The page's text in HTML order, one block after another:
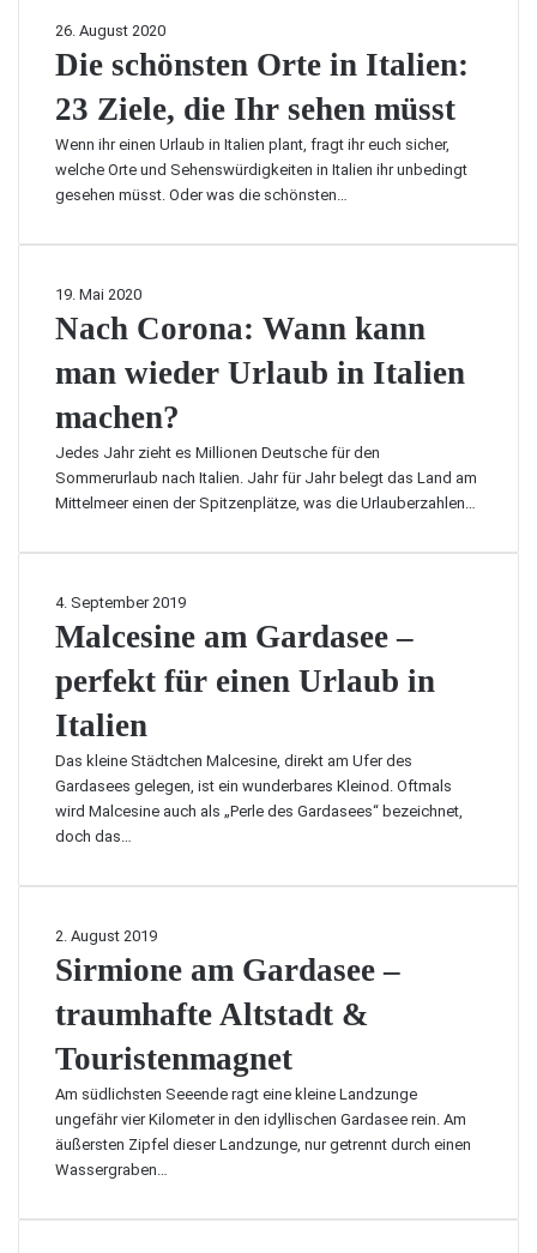
s
o
n
o
t
n
o
n
t
d
e
c
k
n
s
a
f
H
e
i
r
i
s
e
n
e
s
s
u
n
d
E
t
p
a
n
g
a
u
h
c
h
t
e
m
N
i
v
e
u
D
i
e
s
n
O
t
e
i
n
I
t
l
e
n
2
3
Z
i
e
l
e
d
e
I
r
e
h
e
n
m
s
26. August 2020
Die schönsten Orte in Italien:
23 Ziele, die Ihr sehen müsst
Wenn ihr einen Urlaub in Italien plant, fragt ihr euch sicher,
welche Orte und Sehenswürdigkeiten in Italien ihr unbedingt
gesehen müsst. Oder was die schönsten…
N
a
c
h
o
o
n
a
n
n
k
a
n
r
r
l
a
u
b
i
n
t
19. Mai 2020
Nach Corona: Wann kann
man wieder Urlaub in Italien
machen?
Jedes Jahr zieht es Millionen Deutsche für den
Sommerurlaub nach Italien. Jahr für Jahr belegt das Land am
Mittelmeer einen der Spitzenplätze, was die Urlauberzahlen…
M
a
l
c
e
i
n
e
a
r
d
a
s
e
e
4. September 2019
Malcesine am Gardasee –
perfekt für einen Urlaub in
Italien
Das kleine Städtchen Malcesine, direkt am Ufer des
Gardasees gelegen, ist ein wunderbares Kleinod. Oftmals
wird Malcesine auch als „Perle des Gardasees“ bezeichnet,
doch das…
S
i
r
m
n
e
a
m
2. August 2019
Sirmione am Gardasee –
traumhafte Altstadt &
Touristenmagnet
Am südlichsten Seeende ragt eine kleine Landzunge
ungefähr vier Kilometer in den idyllischen Gardasee rein. Am
äußersten Zipfel dieser Landzunge, nur getrennt durch einen
Wassergraben…